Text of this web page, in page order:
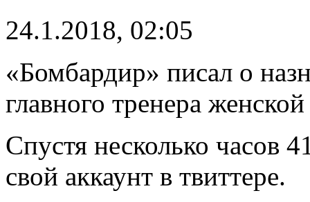
24.1.2018, 02:05
«Бомбардир» писал о
главного тренера
Спустя несколько часов
свой аккаунт в твиттере.